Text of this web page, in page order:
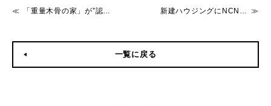
「重量木骨の家」が”認定品質住宅”に選定されました！ 新建ハウジングにNCN（重量木骨の家）が掲載されました。
一覧に戻る